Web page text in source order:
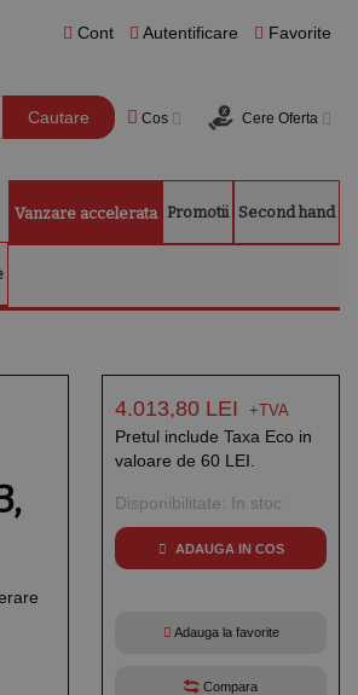
Cont Autentificare Favorite
Cautare Cere Oferta
Cos
Second hand
Promotii
Vanzare accelerata
4.013,80 LEI
Pretul include Taxa Eco in
valoare de 60 LEI.
Disponibilitate: In stoc
ADAUGA IN COS
Adauga la favorite
Compara